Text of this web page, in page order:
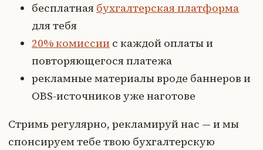
бесплатная бухгалтерская платформа
для тебя
20% комиссии с каждой оплаты и
повторяющегося платежа
рекламные материалы вроде баннеров и
OBS-источников уже наготове
Стримь регулярно, рекламируй нас — и мы
спонсируем тебе твою бухгалтерскую